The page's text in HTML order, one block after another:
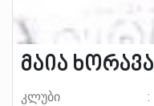
მაია ხორავა
კლუბი